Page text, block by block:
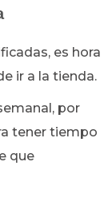
es hora
ir a la tienda.
por
tener tiempo
que